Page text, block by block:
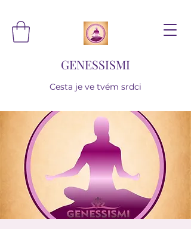
GENESSISMI
Cesta je ve tvém srdci